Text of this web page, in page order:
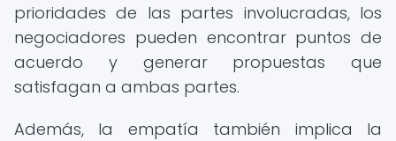
prioridades de las partes involucradas, los
negociadores pueden encontrar puntos de
acuerdo y generar propuestas que
satisfagan a ambas partes.
Además, la empatía también implica la